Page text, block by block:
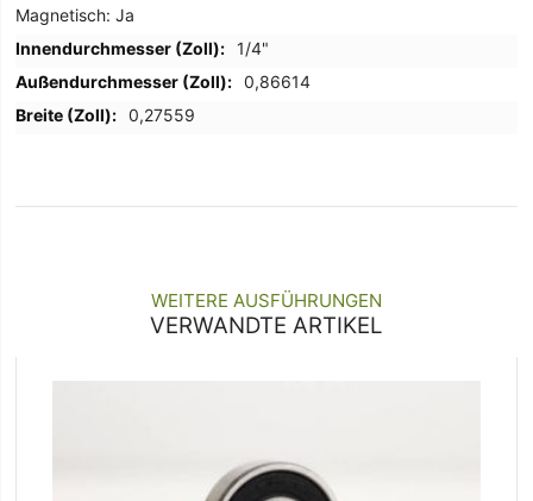
Magnetisch: Ja
1/4"
0,86614
0,27559
WEITERE AUSFÜHRUNGEN
VERWANDTE ARTIKEL